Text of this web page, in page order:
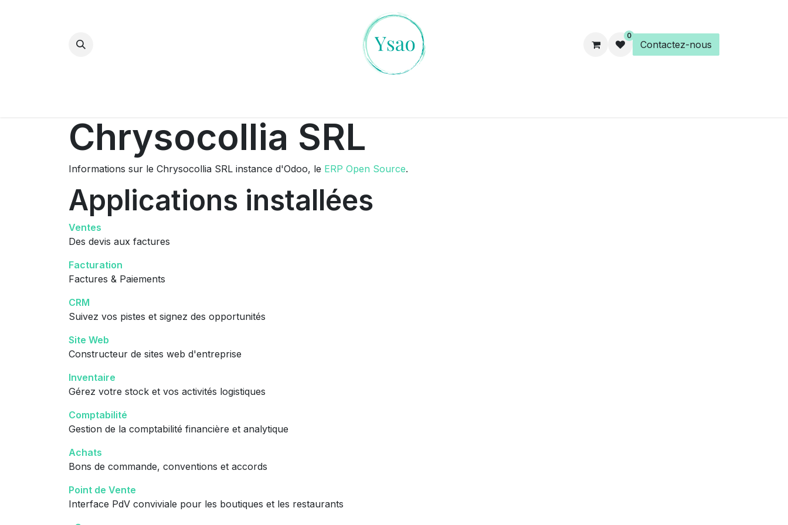
0
Contactez-nous
Chrysocollia SRL
Informations sur le Chrysocollia SRL instance d'Odoo, le ERP Open Source.
Applications installées
Ventes
Des devis aux factures
Facturation
Factures & Paiements
CRM
Suivez vos pistes et signez des opportunités
Site Web
Constructeur de sites web d'entreprise
Inventaire
Gérez votre stock et vos activités logistiques
Comptabilité
Gestion de la comptabilité financière et analytique
Achats
Bons de commande, conventions et accords
Point de Vente
Interface PdV conviviale pour les boutiques et les restaurants